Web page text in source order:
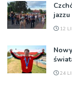
jazzu
12
24